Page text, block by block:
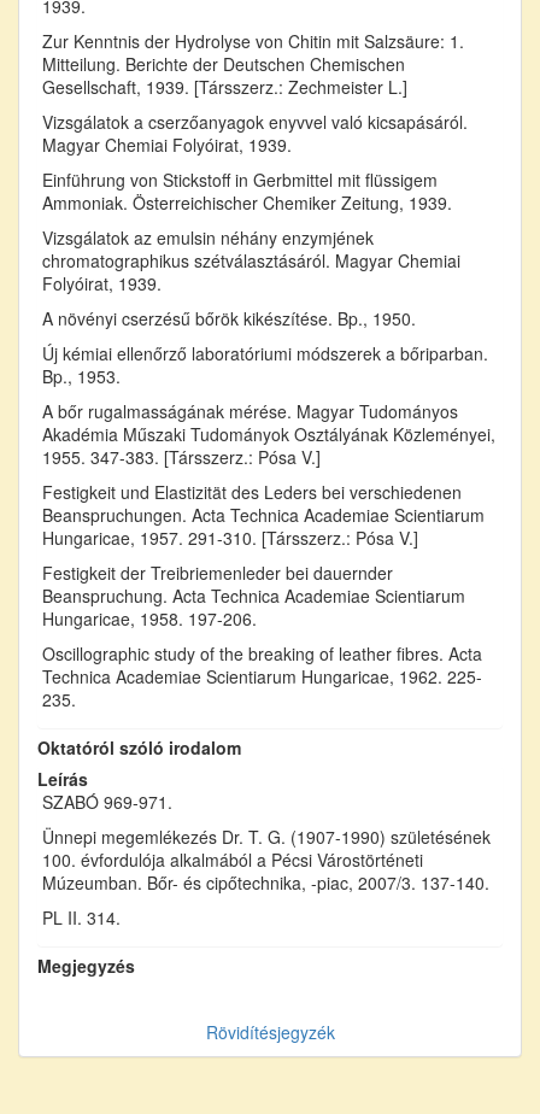
1939.
Zur Kenntnis der Hydrolyse von Chitin mit Salzsäure: 1.
Mitteilung. Berichte der Deutschen Chemischen
Gesellschaft, 1939. [Társszerz.: Zechmeister L.]
Vizsgálatok a cserzőanyagok enyvvel való kicsapásáról.
Magyar Chemiai Folyóirat, 1939.
Einführung von Stickstoff in Gerbmittel mit flüssigem
Ammoniak. Österreichischer Chemiker Zeitung, 1939.
Vizsgálatok az emulsin néhány enzymjének
chromatographikus szétválasztásáról. Magyar Chemiai
Folyóirat, 1939.
A növényi cserzésű bőrök kikészítése. Bp., 1950.
Új kémiai ellenőrző laboratóriumi módszerek a bőriparban.
Bp., 1953.
A bőr rugalmasságának mérése. Magyar Tudományos
Akadémia Műszaki Tudományok Osztályának Közleményei,
1955. 347-383. [Társszerz.: Pósa V.]
Festigkeit und Elastizität des Leders bei verschiedenen
Beanspruchungen. Acta Technica Academiae Scientiarum
Hungaricae, 1957. 291-310. [Társszerz.: Pósa V.]
Festigkeit der Treibriemenleder bei dauernder
Beanspruchung. Acta Technica Academiae Scientiarum
Hungaricae, 1958. 197-206.
Oscillographic study of the breaking of leather fibres. Acta
Technica Academiae Scientiarum Hungaricae, 1962. 225-
235.
Oktatóról szóló irodalom
Leírás
SZABÓ 969-971.
Ünnepi megemlékezés Dr. T. G. (1907-1990) születésének
100. évfordulója alkalmából a Pécsi Várostörténeti
Múzeumban. Bőr- és cipőtechnika, -piac, 2007/3. 137-140.
PL II. 314.
Megjegyzés
Rövidítésjegyzék